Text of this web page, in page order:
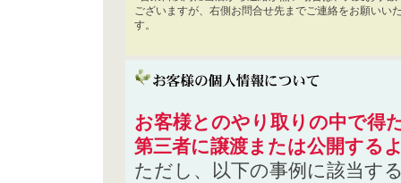
ございますが、右側お問合せ先までご連絡をお願いい
す。
お客様とのやり取りの中で得
第三者に譲渡または公開する
ただし、以下の事例に該当す